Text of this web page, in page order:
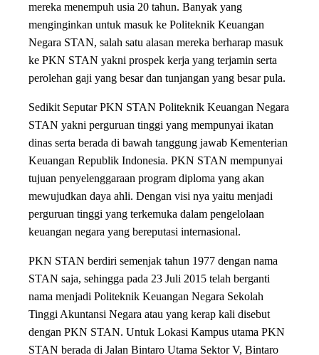
mereka menempuh usia 20 tahun. Banyak yang
menginginkan untuk masuk ke Politeknik Keuangan
Negara STAN, salah satu alasan mereka berharap masuk
ke PKN STAN yakni prospek kerja yang terjamin serta
perolehan gaji yang besar dan tunjangan yang besar pula.
Sedikit Seputar PKN STAN Politeknik Keuangan Negara
STAN yakni perguruan tinggi yang mempunyai ikatan
dinas serta berada di bawah tanggung jawab Kementerian
Keuangan Republik Indonesia. PKN STAN mempunyai
tujuan penyelenggaraan program diploma yang akan
mewujudkan daya ahli. Dengan visi nya yaitu menjadi
perguruan tinggi yang terkemuka dalam pengelolaan
keuangan negara yang bereputasi internasional.
PKN STAN berdiri semenjak tahun 1977 dengan nama
STAN saja, sehingga pada 23 Juli 2015 telah berganti
nama menjadi Politeknik Keuangan Negara Sekolah
Tinggi Akuntansi Negara atau yang kerap kali disebut
dengan PKN STAN. Untuk Lokasi Kampus utama PKN
STAN berada di Jalan Bintaro Utama Sektor V, Bintaro